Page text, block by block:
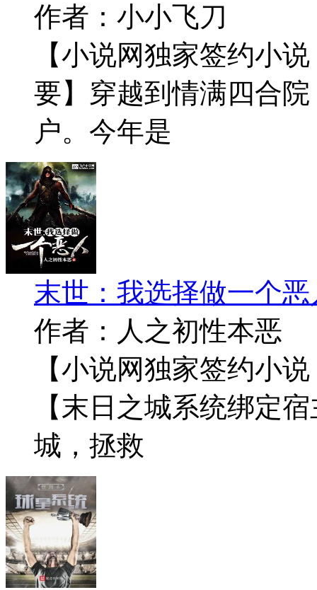
作者：小小飞刀
【小说网独家签约小
要】穿越到情满四合
户。今年是
末世：我选择做一个恶
作者：人之初性本恶
【小说网独家签约小
【末日之城系统绑定
城，拯救